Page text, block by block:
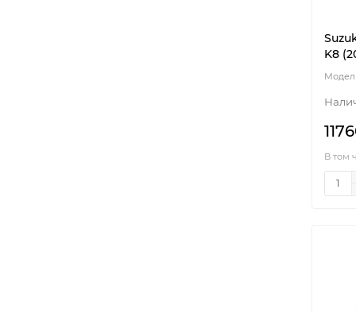
K8
В том